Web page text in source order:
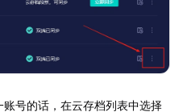
号的话，在云存档列表中选择